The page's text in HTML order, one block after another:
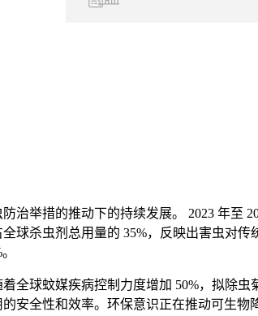
举措的推动下的持续发展。 2023 年至
球杀虫剂总用量的 35%，反映出害虫对
全球蚊媒疾病控制力度增加 50%，拟除
安全性和效率。环保意识正在推动可生